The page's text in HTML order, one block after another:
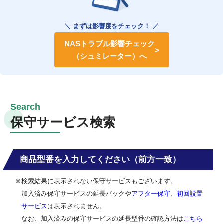
＼ まずは影響度をチェック！ ／
NASトラブル影響チェック
（シュミレーター）へ
保守サービス検索
商品型番を入力してください（前方一致）
※検索結果に表示されない保守サービスもございます。
加入済み保守サービスの延長パックやアフター保守
初回設置
サービス は表示されません。
なお、加入済みの保守サービスの延長型番の確認方法は こちら